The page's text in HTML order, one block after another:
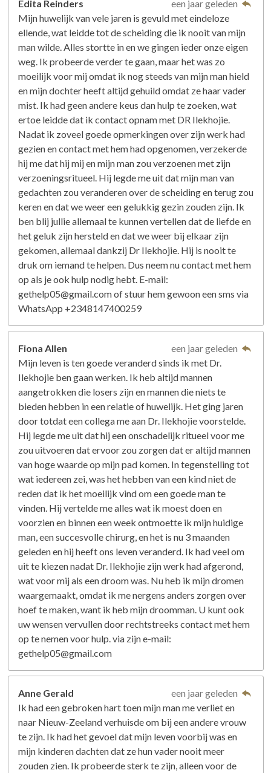
Edita Reinders
een jaar geleden
Mijn huwelijk van vele jaren is gevuld met eindeloze
ellende, wat leidde tot de scheiding die ik nooit van mijn
man wilde. Alles stortte in en we gingen ieder onze eigen
weg. Ik probeerde verder te gaan, maar het was zo
moeilijk voor mij omdat ik nog steeds van mijn man hield
en mijn dochter heeft altijd gehuild omdat ze haar vader
mist. Ik had geen andere keus dan hulp te zoeken, wat
ertoe leidde dat ik contact opnam met DR Ilekhojie.
Nadat ik zoveel goede opmerkingen over zijn werk had
gezien en contact met hem had opgenomen, verzekerde
hij me dat hij mij en mijn man zou verzoenen met zijn
verzoeningsritueel. Hij legde me uit dat mijn man van
gedachten zou veranderen over de scheiding en terug zou
keren en dat we weer een gelukkig gezin zouden zijn. Ik
ben blij jullie allemaal te kunnen vertellen dat de liefde en
het geluk zijn hersteld en dat we weer bij elkaar zijn
gekomen, allemaal dankzij Dr Ilekhojie. Hij is nooit te
druk om iemand te helpen. Dus neem nu contact met hem
op als je ook hulp nodig hebt. E-mail:
gethelp05@gmail.com of stuur hem gewoon een sms via
WhatsApp +2348147400259
Fiona Allen
een jaar geleden
Mijn leven is ten goede veranderd sinds ik met Dr.
Ilekhojie ben gaan werken. Ik heb altijd mannen
aangetrokken die losers zijn en mannen die niets te
bieden hebben in een relatie of huwelijk. Het ging jaren
door totdat een collega me aan Dr. Ilekhojie voorstelde.
Hij legde me uit dat hij een onschadelijk ritueel voor me
zou uitvoeren dat ervoor zou zorgen dat er altijd mannen
van hoge waarde op mijn pad komen. In tegenstelling tot
wat iedereen zei, was het hebben van een kind niet de
reden dat ik het moeilijk vind om een ​​goede man te
vinden. Hij vertelde me alles wat ik moest doen en
voorzien en binnen een week ontmoette ik mijn huidige
man, een succesvolle chirurg, en het is nu 3 maanden
geleden en hij heeft ons leven veranderd. Ik had veel om
uit te kiezen nadat Dr. Ilekhojie zijn werk had afgerond,
wat voor mij als een droom was. Nu heb ik mijn dromen
waargemaakt, omdat ik me nergens anders zorgen over
hoef te maken, want ik heb mijn droomman. U kunt ook
uw wensen vervullen door rechtstreeks contact met hem
op te nemen voor hulp. via zijn e-mail:
gethelp05@gmail.com
Anne Gerald
een jaar geleden
Ik had een gebroken hart toen mijn man me verliet en
naar Nieuw-Zeeland verhuisde om bij een andere vrouw
te zijn. Ik had het gevoel dat mijn leven voorbij was en
mijn kinderen dachten dat ze hun vader nooit meer
zouden zien. Ik probeerde sterk te zijn, alleen voor de